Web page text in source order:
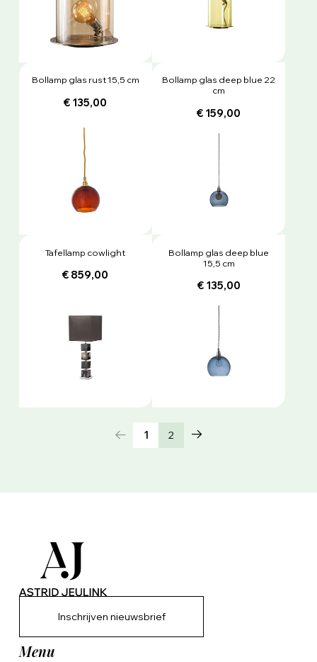
Bollamp glas rust 15,5 cm
€ 135,00
Bollamp glas deep blue 22
cm
€ 159,00
Tafellamp cowlight
€ 859,00
Bollamp glas deep blue
15,5 cm
€ 135,00
1 2
Inschrijven nieuwsbrief
Menu